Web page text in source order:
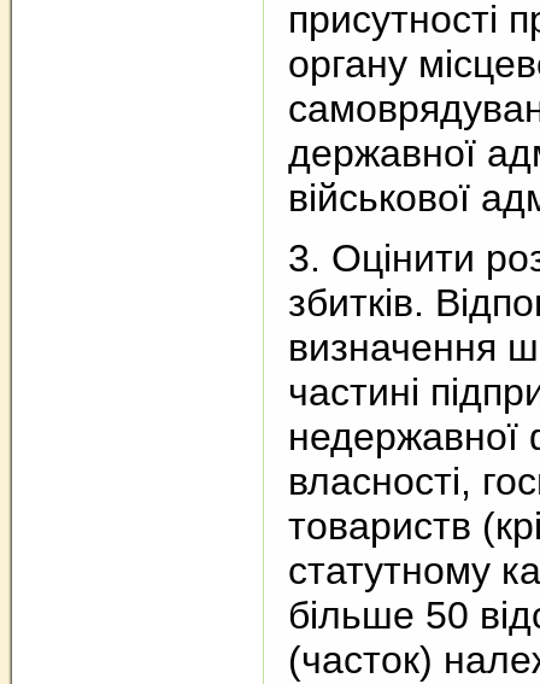
присутності
органу
державної
військової
3. Оцінити
збитків.
визначення
частині
власності,
товариств
статутному
більше 50
(часток)